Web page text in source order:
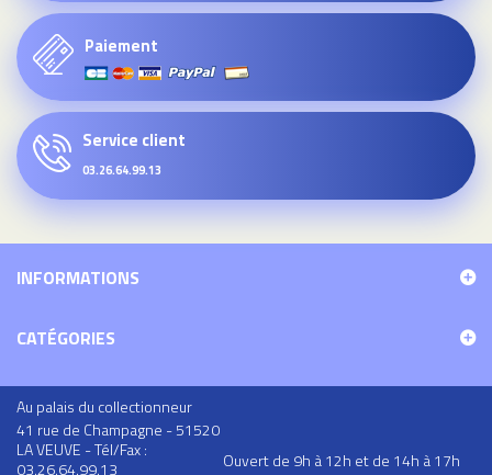
Paiement
Service client
03.26.64.99.13
INFORMATIONS
CATÉGORIES
Au palais du collectionneur
41 rue de Champagne - 51520
LA VEUVE - Tél/Fax :
03.26.64.99.13
Ouvert de 9h à 12h et de 14h à 17h